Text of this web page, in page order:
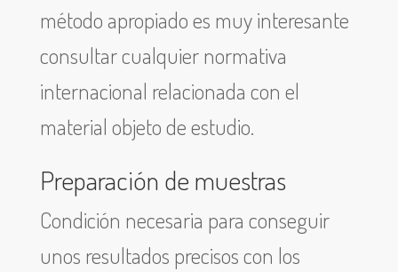
método apropiado es muy interesante
consultar cualquier normativa
internacional relacionada con el
material objeto de estudio.
Preparación de muestras
Condición necesaria para conseguir
unos resultados precisos con los